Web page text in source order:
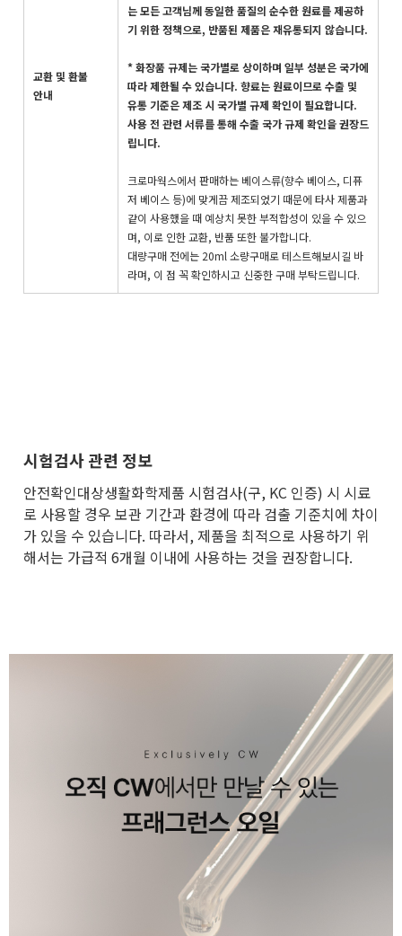
교환 및 환불
안내
는 모든 고객님께 동일한 품질의 순수한 원료를 제공하
기 위한 정책으로, 반품된 제품은 재유통되지 않습니다.
* 화장품 규제는 국가별로 상이하며 일부 성분은 국가에
따라 제한될 수 있습니다. 향료는 원료이므로 수출 및
유통 기준은 제조 시 국가별 규제 확인이 필요합니다.
사용 전 관련 서류를 통해 수출 국가 규제 확인을 권장드
립니다.
크로마웍스에서 판매하는 베이스류(향수 베이스, 디퓨
저 베이스 등)에 맞게끔 제조되었기 때문에 타사 제품과
같이 사용했을 때 예상치 못한 부적합성이 있을 수 있으
며, 이로 인한 교환, 반품 또한 불가합니다.
대량구매 전에는 20ml 소량구매로 테스트해보시길 바
라며, 이 점 꼭 확인하시고 신중한 구매 부탁드립니다.
시험검사 관련 정보
안전확인대상생활화학제품 시험검사(구, KC 인증) 시 시료
로 사용할 경우 보관 기간과 환경에 따라 검출 기준치에 차이
가 있을 수 있습니다. 따라서, 제품을 최적으로 사용하기 위
해서는 가급적 6개월 이내에 사용하는 것을 권장합니다.